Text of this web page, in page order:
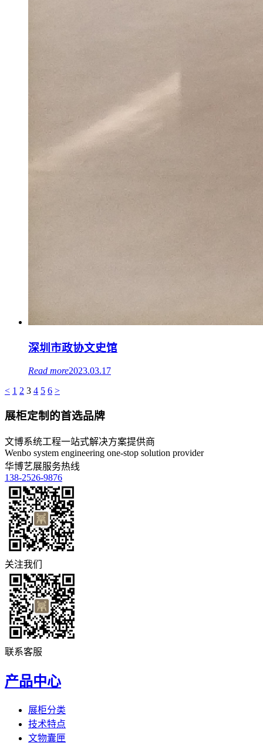
深圳市政协文史馆
Read more2023.03.17
< 1 2 3 4 5 6 >
展柜定制的首选品牌
文博系统工程一站式解决方案提供商
Wenbo system engineering one-stop solution provider
华博艺展服务热线
138-2526-9876
关注我们
联系客服
产品中心
展柜分类
技术特点
文物囊匣